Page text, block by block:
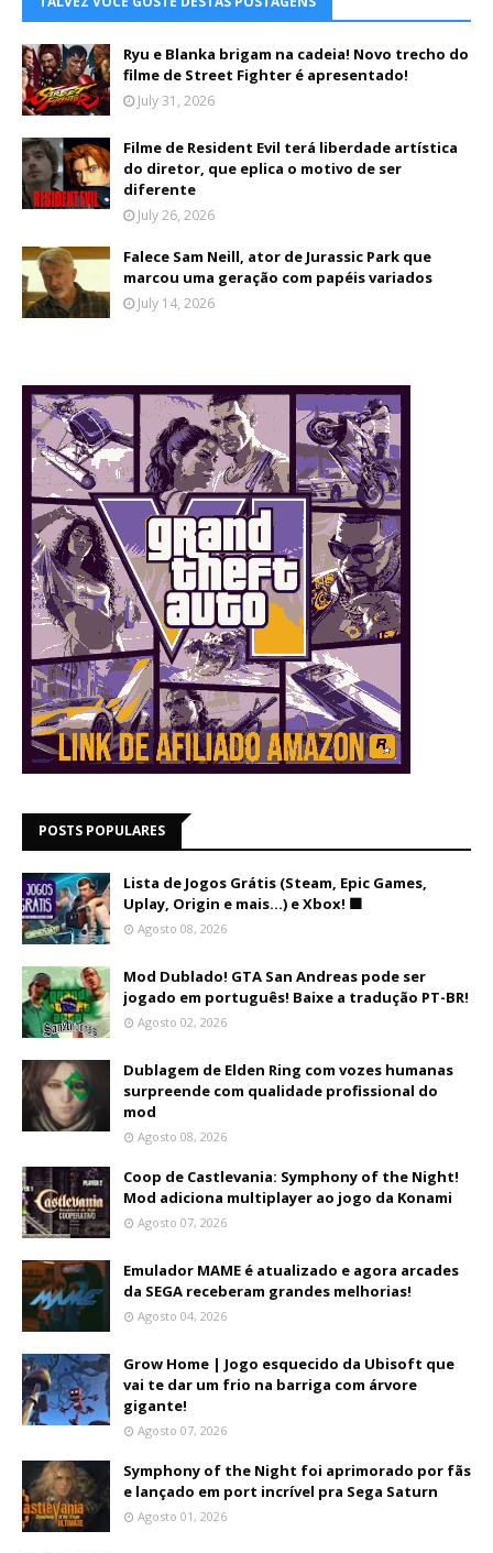
Ryu e Blanka brigam na cadeia! Novo trecho do
filme de Street Fighter é apresentado!
July 31, 2026
Filme de Resident Evil terá liberdade artística
do diretor, que eplica o motivo de ser
diferente
July 26, 2026
Falece Sam Neill, ator de Jurassic Park que
marcou uma geração com papéis variados
July 14, 2026
POSTS POPULARES
Lista de Jogos Grátis (Steam, Epic Games,
Uplay, Origin e mais...) e Xbox! 🟩
Agosto 08, 2026
Mod Dublado! GTA San Andreas pode ser
jogado em português! Baixe a tradução PT-BR!
Agosto 02, 2026
Dublagem de Elden Ring com vozes humanas
surpreende com qualidade profissional do
mod
Agosto 08, 2026
Coop de Castlevania: Symphony of the Night!
Mod adiciona multiplayer ao jogo da Konami
Agosto 07, 2026
Emulador MAME é atualizado e agora arcades
da SEGA receberam grandes melhorias!
Agosto 04, 2026
Grow Home | Jogo esquecido da Ubisoft que
vai te dar um frio na barriga com árvore
gigante!
Agosto 07, 2026
Symphony of the Night foi aprimorado por fãs
e lançado em port incrível pra Sega Saturn
Agosto 01, 2026